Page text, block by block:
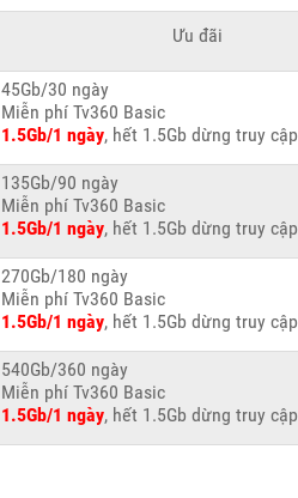
Ưu đãi
45Gb/30 ngày
Miễn phí Tv360 Basic
1.5Gb/1 ngày, hết 1.5Gb dừng truy cập
135Gb/90 ngày
Miễn phí Tv360 Basic
1.5Gb/1 ngày, hết 1.5Gb dừng truy cập
270Gb/180 ngày
Miễn phí Tv360 Basic
1.5Gb/1 ngày, hết 1.5Gb dừng truy cập
540Gb/360 ngày
Miễn phí Tv360 Basic
1.5Gb/1 ngày, hết 1.5Gb dừng truy cập